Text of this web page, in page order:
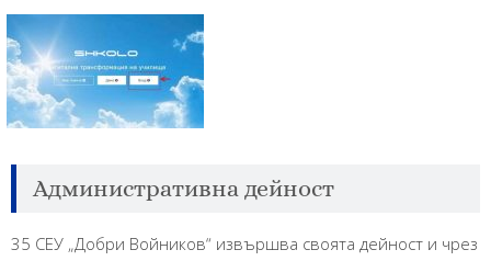
Административна дейност
35 СЕУ „Добри Войников“ извършва своята дейност и чрез